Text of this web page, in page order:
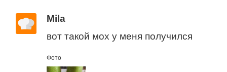
Mila
вот такой мох у меня получился
Фото